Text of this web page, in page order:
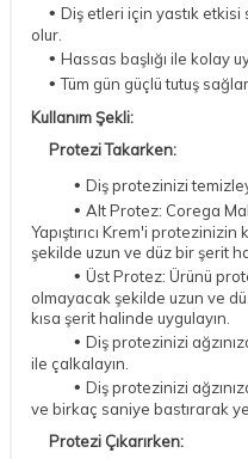
• Diş etleri için yastık etkisi
olur.
• Hassas başlığı ile kolay
•Tüm gün güçlü tutuş sağlar.
Kullanım Şekli:
Protezi Takarken:
• Diş protezinizi
• Alt Protez: Corega
Yapıştırıcı Krem'i
şekilde uzun ve düz bir şerit
• Üst Protez: Ürünü
olmayacak şekilde uzun ve
kısa şerit halinde uygulayın.
• Diş protezinizi
ile çalkalayın.
• Diş protezinizi
ve birkaç saniye bastırarak
Protezi Çıkarırken: